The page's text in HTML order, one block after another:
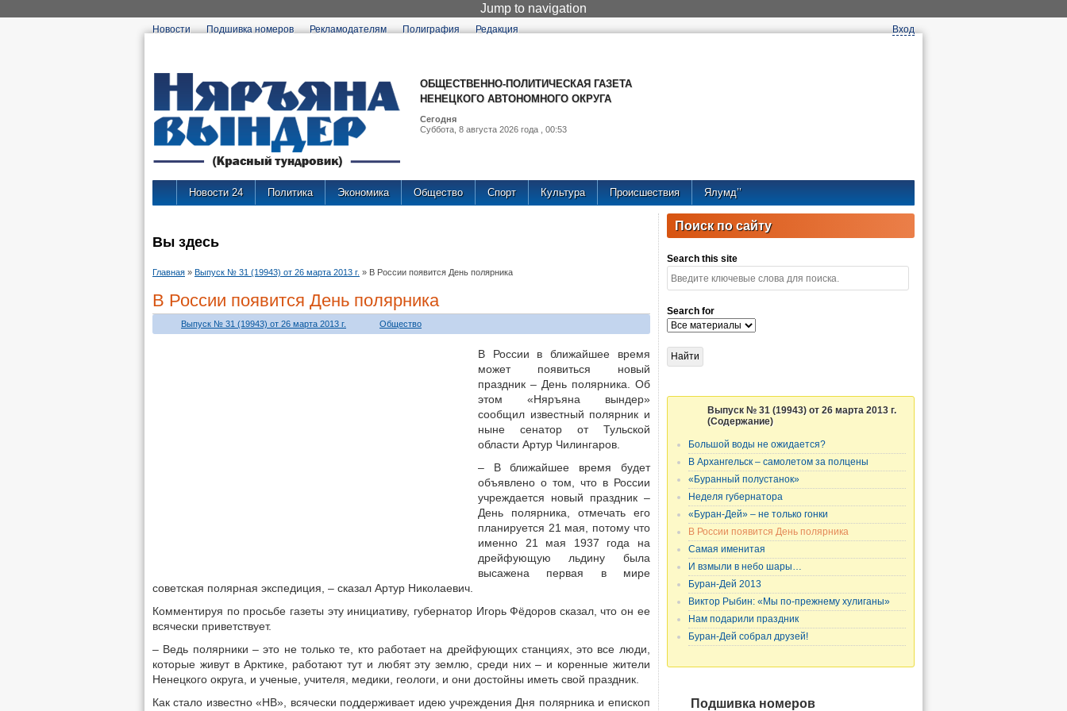
Jump to navigation
Новости Подшивка номеров Рекламодателям Полиграфия Редакция Вход
ОБЩЕСТВЕННО-ПОЛИТИЧЕСКАЯ ГАЗЕТА
НЕНЕЦКОГО АВТОНОМНОГО ОКРУГА
Сегодня
Суббота, 8 августа 2026 года , 00:53
Новости 24 Политика Экономика Общество Спорт Культура Происшествия Ялумд’’
Вы здесь
Главная » Выпуск № 31 (19943) от 26 марта 2013 г. » В России появится День полярника
В России появится День полярника
Выпуск № 31 (19943) от 26 марта 2013 г. Общество
В России в ближайшее время
может появиться новый
праздник – День полярника. Об
этом «Няръяна вындер»
сообщил известный полярник и
ныне сенатор от Тульской
области Артур Чилингаров.
– В ближайшее время будет
объявлено о том, что в России
учреждается новый праздник –
День полярника, отмечать его
планируется 21 мая, потому что
именно 21 мая 1937 года на
дрейфующую льдину была
высажена первая в мире
советская полярная экспедиция, – сказал Артур Николаевич.
Комментируя по просьбе газеты эту инициативу, губернатор Игорь Фёдоров сказал, что он ее
всячески приветствует.
– Ведь полярники – это не только те, кто работает на дрейфующих станциях, это все люди,
которые живут в Арктике, работают тут и любят эту землю, среди них – и коренные жители
Ненецкого округа, и ученые, учителя, медики, геологи, и они достойны иметь свой праздник.
Как стало известно «НВ», всячески поддерживает идею учреждения Дня полярника и епископ
Поиск по сайту
Search this site
Search for
Выпуск № 31 (19943) от 26 марта 2013 г.
(Содержание)
Большой воды не ожидается?
В Архангельск – самолетом за полцены
«Буранный полустанок»
Неделя губернатора
«Буран-Дей» – не только гонки
В России появится День полярника
Самая именитая
И взмыли в небо шары…
Буран-Дей 2013
Виктор Рыбин: «Мы по-прежнему хулиганы»
Нам подарили праздник
Буран-Дей собрал друзей!
Подшивка номеров